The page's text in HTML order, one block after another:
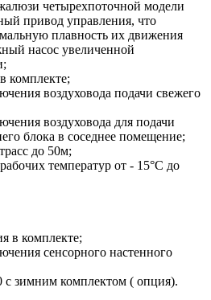
четырехпоточной модели
привод управления, что
плавность их движения
насос увеличенной
комплекте;
воздуховода подачи свежего
воздуховода для подачи
блока в соседнее помещение;
до 50м;
температур от - 15°С до
в комплекте;
сенсорного настенного
зимним комплектом ( опция).